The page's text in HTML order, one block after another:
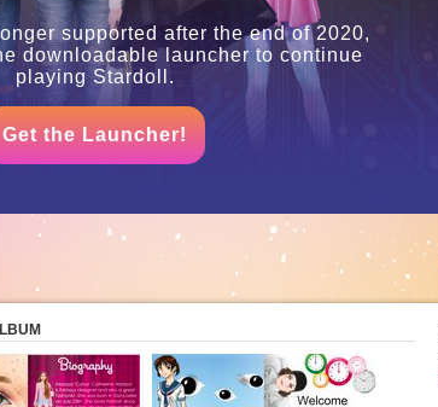
supported after the end of 2020,
downloadable launcher to continue
playing Stardoll.
Get the Launcher!